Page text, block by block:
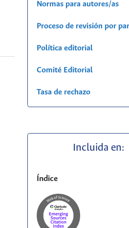
Normas para autores/as
Proceso de revisión por
Política editorial
Comité Editorial
Tasa de rechazo
Incluida en:
Índice